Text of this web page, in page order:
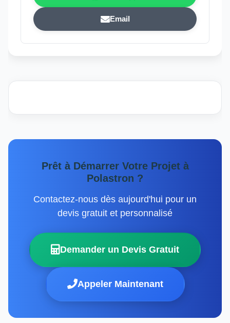
Email
Prêt à Démarrer Votre Projet à
Polastron ?
Contactez-nous dès aujourd'hui pour un
devis gratuit et personnalisé
Demander un Devis Gratuit
Appeler Maintenant